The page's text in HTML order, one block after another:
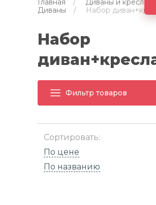
Главная / Диваны и кресла
Диваны
/ Набор
Набор
Фильтр товаров
Сортировать:
По цене
По названию